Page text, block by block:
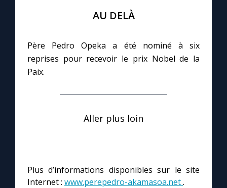
AU DELÀ
Père Pedro Opeka a été nominé à six
reprises pour recevoir le prix Nobel de la
Paix.
Aller plus loin
Plus d’informations disponibles sur le site
Internet : www.perepedro-akamasoa.net.